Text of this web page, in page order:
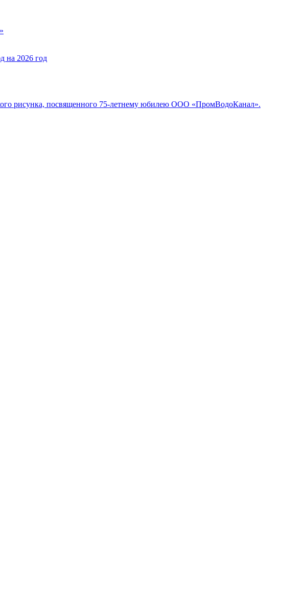
на 2026 год
рисунка, посвященного 75-летнему юбилею ООО «ПромВодоКанал».